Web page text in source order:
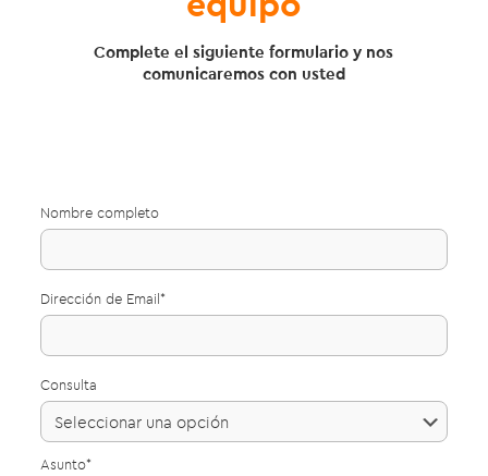
Complete el siguiente formulario y nos
comunicaremos con usted
Nombre completo
Dirección de Email*
Consulta
Asunto*